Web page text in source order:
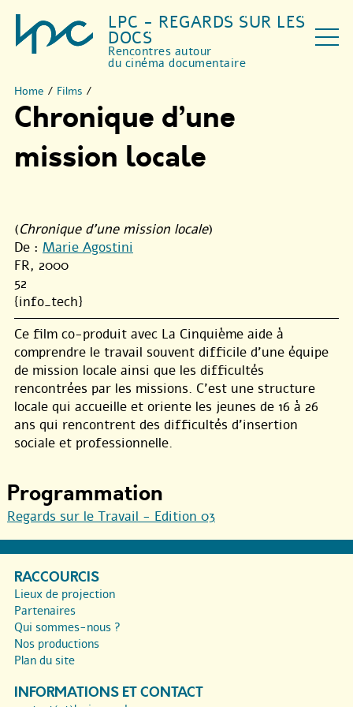
LPC - REGARDS SUR LES
DOCS
Rencontres autour
du cinéma documentaire
Home / Films /
Chronique d’une
mission locale
(Chronique d'une mission locale)
De : Marie Agostini
FR, 2000
52
{info_tech}
Ce film co-produit avec La Cinquième aide à
comprendre le travail souvent difficile d’une équipe
de mission locale ainsi que les difficultés
rencontrées par les missions. C’est une structure
locale qui accueille et oriente les jeunes de 16 à 26
ans qui rencontrent des difficultés d’insertion
sociale et professionnelle.
Programmation
Regards sur le Travail - Edition 03
RACCOURCIS
Lieux de projection
Partenaires
Qui sommes-nous ?
Nos productions
Plan du site
INFORMATIONS ET CONTACT